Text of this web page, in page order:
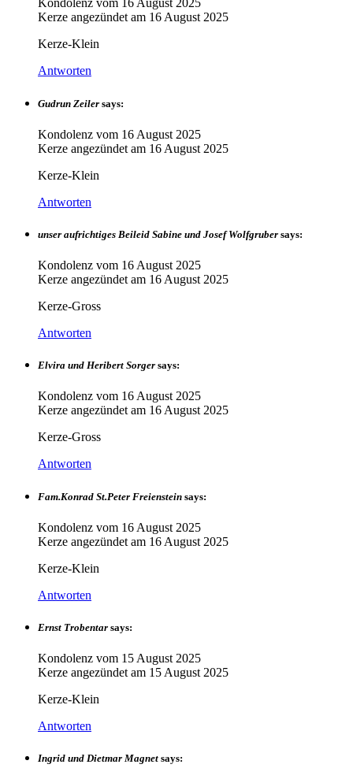
Kondolenz vom 16 August 2025
Kerze angezündet am 16 August 2025
Kerze-Klein
Antworten
Gudrun Zeiler says:
Kondolenz vom 16 August 2025
Kerze angezündet am 16 August 2025
Kerze-Klein
Antworten
unser aufrichtiges Beileid Sabine und Josef Wolfgruber says:
Kondolenz vom 16 August 2025
Kerze angezündet am 16 August 2025
Kerze-Gross
Antworten
Elvira und Heribert Sorger says:
Kondolenz vom 16 August 2025
Kerze angezündet am 16 August 2025
Kerze-Gross
Antworten
Fam.Konrad St.Peter Freienstein says:
Kondolenz vom 16 August 2025
Kerze angezündet am 16 August 2025
Kerze-Klein
Antworten
Ernst Trobentar says:
Kondolenz vom 15 August 2025
Kerze angezündet am 15 August 2025
Kerze-Klein
Antworten
Ingrid und Dietmar Magnet says: